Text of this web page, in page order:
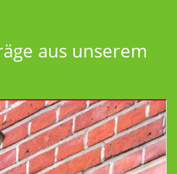
aus unserem